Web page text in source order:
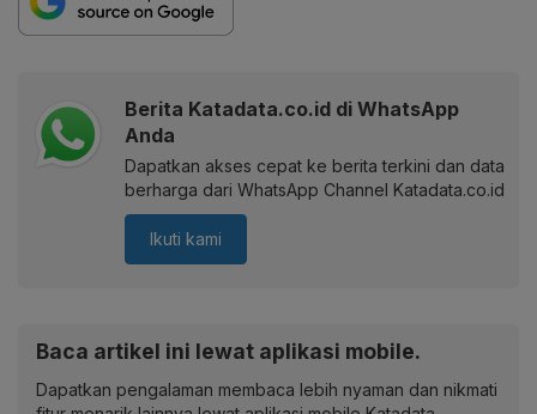
Berita Katadata.co.id di WhatsApp
Anda
Dapatkan akses cepat ke berita terkini dan data
berharga dari WhatsApp Channel Katadata.co.id
Ikuti kami
Baca artikel ini lewat aplikasi mobile.
Dapatkan pengalaman membaca lebih nyaman dan nikmati